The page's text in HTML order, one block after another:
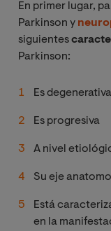
En primer lugar,
Parkinson y
siguientes
Parkinson:
Es degenerativa
Es progresiva
A nivel
Su eje
Está
en la